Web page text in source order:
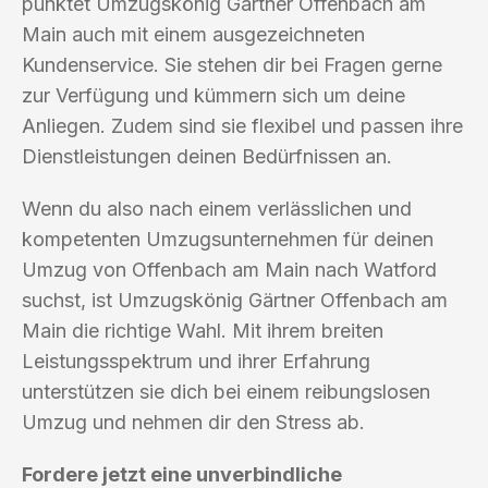
Main auch mit einem ausgezeichneten
Kundenservice. Sie stehen dir bei Fragen gerne
zur Verfügung und kümmern sich um deine
Anliegen. Zudem sind sie flexibel und passen ihre
Dienstleistungen deinen Bedürfnissen an.
Wenn du also nach einem verlässlichen und
kompetenten Umzugsunternehmen für deinen
Umzug von Offenbach am Main nach Watford
suchst, ist Umzugskönig Gärtner Offenbach am
Main die richtige Wahl. Mit ihrem breiten
Leistungsspektrum und ihrer Erfahrung
unterstützen sie dich bei einem reibungslosen
Umzug und nehmen dir den Stress ab.
Fordere jetzt eine unverbindliche